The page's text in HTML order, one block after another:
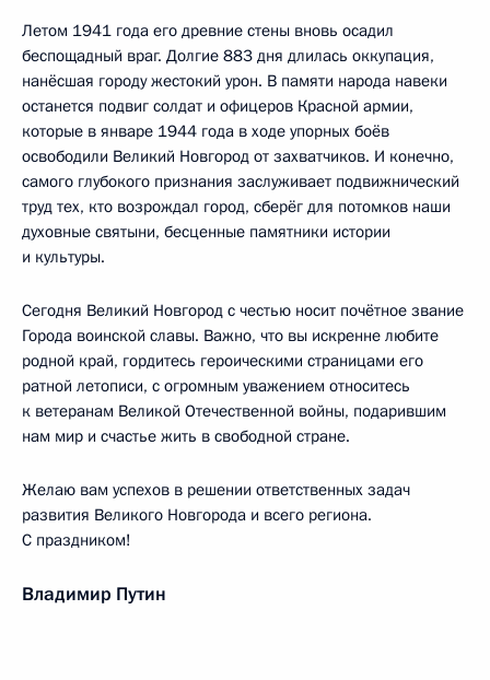
Летом 1941 года его древние стены вновь осадил
беспощадный враг. Долгие 883 дня длилась оккупация,
нанёсшая городу жестокий урон. В памяти народа навеки
останется подвиг солдат и офицеров Красной армии,
которые в январе 1944 года в ходе упорных боёв
освободили Великий Новгород от захватчиков. И конечно,
самого глубокого признания заслуживает подвижнический
труд тех, кто возрождал город, сберёг для потомков наши
духовные святыни, бесценные памятники истории
и культуры.
Сегодня Великий Новгород с честью носит почётное звание
Города воинской славы. Важно, что вы искренне любите
родной край, гордитесь героическими страницами его
ратной летописи, с огромным уважением относитесь
к ветеранам Великой Отечественной войны, подарившим
нам мир и счастье жить в свободной стране.
Желаю вам успехов в решении ответственных задач
развития Великого Новгорода и всего региона.
С праздником!
Владимир Путин